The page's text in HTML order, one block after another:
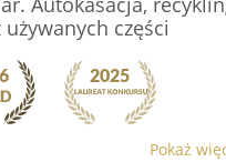
części
Pokaż